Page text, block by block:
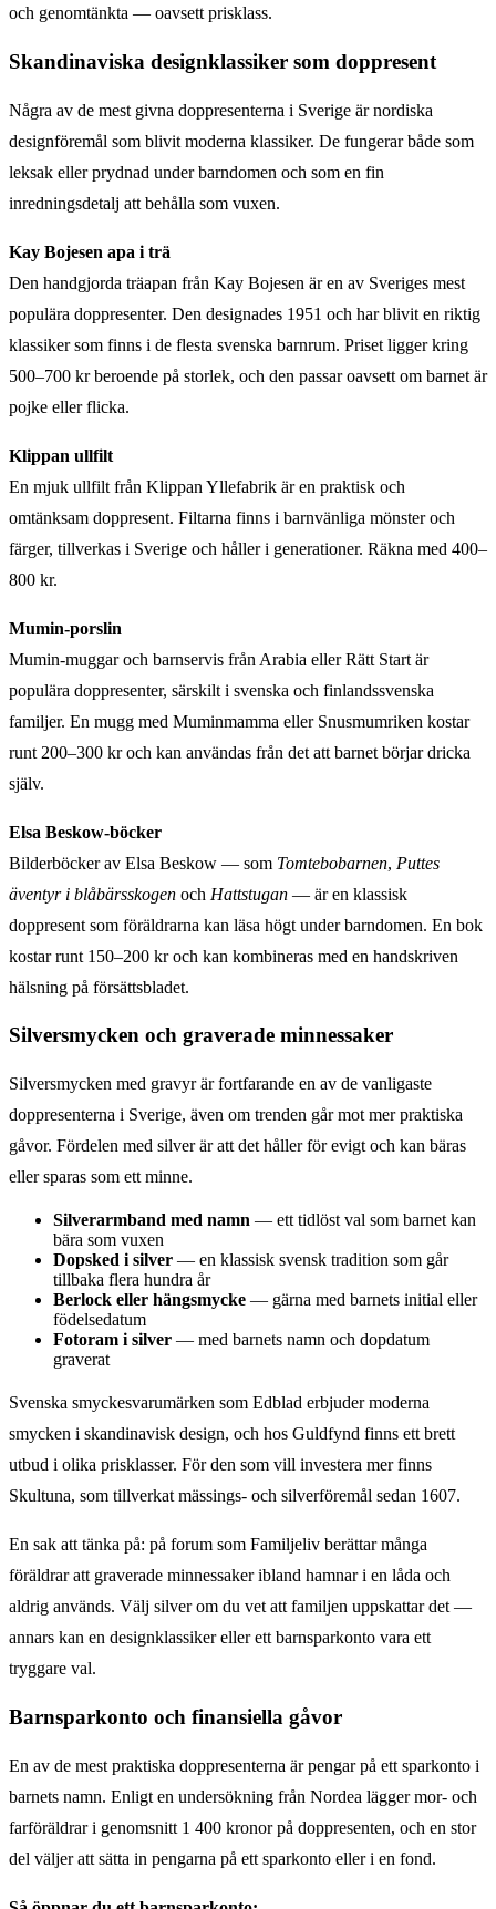
och genomtänkta — oavsett prisklass.
Skandinaviska designklassiker som doppresent
Några av de mest givna doppresenterna i Sverige är nordiska
designföremål som blivit moderna klassiker. De fungerar både som
leksak eller prydnad under barndomen och som en fin
inredningsdetalj att behålla som vuxen.
Kay Bojesen apa i trä
Den handgjorda träapan från Kay Bojesen är en av Sveriges mest
populära doppresenter. Den designades 1951 och har blivit en riktig
klassiker som finns i de flesta svenska barnrum. Priset ligger kring
500–700 kr beroende på storlek, och den passar oavsett om barnet är
pojke eller flicka.
Klippan ullfilt
En mjuk ullfilt från Klippan Yllefabrik är en praktisk och
omtänksam doppresent. Filtarna finns i barnvänliga mönster och
färger, tillverkas i Sverige och håller i generationer. Räkna med 400–
800 kr.
Mumin-porslin
Mumin-muggar och barnservis från Arabia eller Rätt Start är
populära doppresenter, särskilt i svenska och finlandssvenska
familjer. En mugg med Muminmamma eller Snusmumriken kostar
runt 200–300 kr och kan användas från det att barnet börjar dricka
själv.
Elsa Beskow-böcker
Bilderböcker av Elsa Beskow — som Tomtebobarnen, Puttes
äventyr i blåbärsskogen och Hattstugan — är en klassisk
doppresent som föräldrarna kan läsa högt under barndomen. En bok
kostar runt 150–200 kr och kan kombineras med en handskriven
hälsning på försättsbladet.
Silversmycken och graverade minnessaker
Silversmycken med gravyr är fortfarande en av de vanligaste
doppresenterna i Sverige, även om trenden går mot mer praktiska
gåvor. Fördelen med silver är att det håller för evigt och kan bäras
eller sparas som ett minne.
Silverarmband med namn — ett tidlöst val som barnet kan
bära som vuxen
Dopsked i silver — en klassisk svensk tradition som går
tillbaka flera hundra år
Berlock eller hängsmycke — gärna med barnets initial eller
födelsedatum
Fotoram i silver — med barnets namn och dopdatum
graverat
Svenska smyckesvarumärken som Edblad erbjuder moderna
smycken i skandinavisk design, och hos Guldfynd finns ett brett
utbud i olika prisklasser. För den som vill investera mer finns
Skultuna, som tillverkat mässings- och silverföremål sedan 1607.
En sak att tänka på: på forum som Familjeliv berättar många
föräldrar att graverade minnessaker ibland hamnar i en låda och
aldrig används. Välj silver om du vet att familjen uppskattar det —
annars kan en designklassiker eller ett barnsparkonto vara ett
tryggare val.
Barnsparkonto och finansiella gåvor
En av de mest praktiska doppresenterna är pengar på ett sparkonto i
barnets namn. Enligt en undersökning från Nordea lägger mor- och
farföräldrar i genomsnitt 1 400 kronor på doppresenten, och en stor
del väljer att sätta in pengarna på ett sparkonto eller i en fond.